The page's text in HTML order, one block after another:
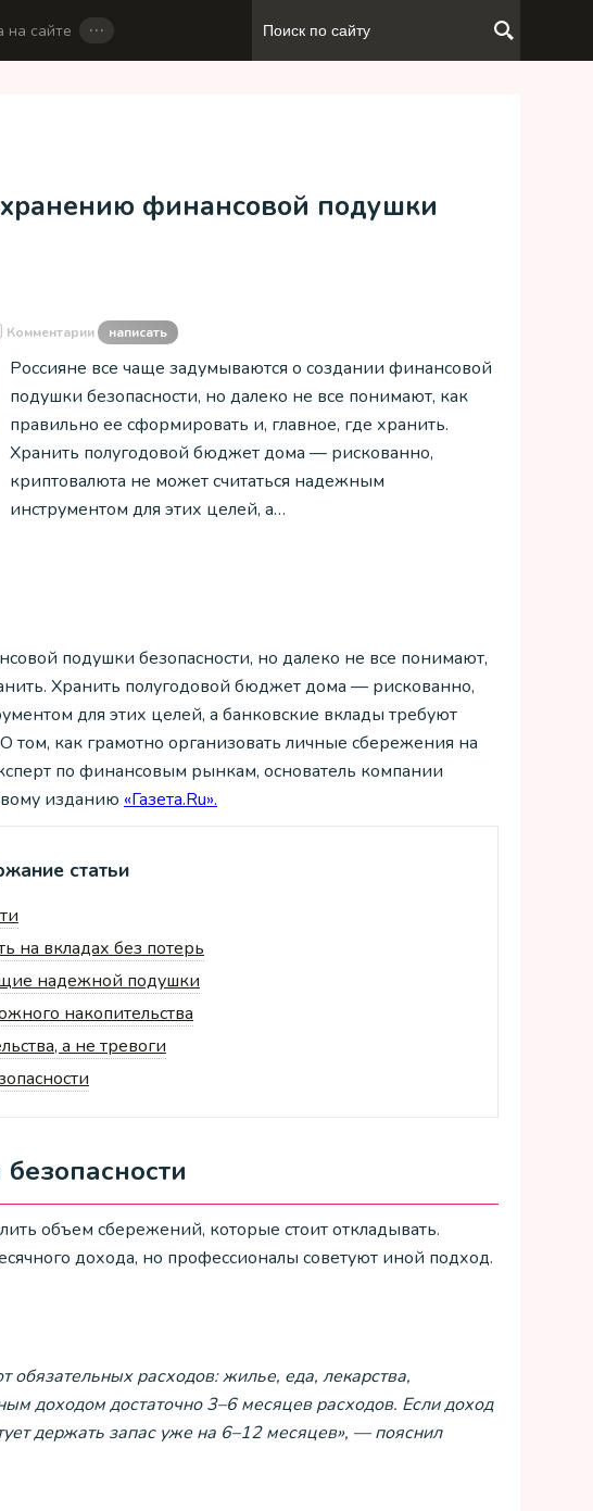
на сайте …
финансовой подушки
Комментарии написать
Россияне все чаще задумываются о создании финансовой
подушки безопасности, но далеко не все понимают, как
правильно ее сформировать и, главное, где хранить.
Хранить полугодовой бюджет дома — рискованно,
криптовалюта не может считаться надежным
инструментом для этих целей, а…
подушки безопасности, но далеко не все понимают,
Хранить полугодовой бюджет дома — рискованно,
для этих целей, а банковские вклады требуют
том, как грамотно организовать личные сбережения на
по финансовым рынкам, основатель компании
изданию «Газета.Ru».
статьи
на вкладах без потерь
надежной подушки
накопительства
а не тревоги
объем сбережений, которые стоит откладывать.
дохода, но профессионалы советуют иной подход.
обязательных расходов: жилье, еда, лекарства,
доходом достаточно 3–6 месяцев расходов. Если доход
держать запас уже на 6–12 месяцев», — пояснил